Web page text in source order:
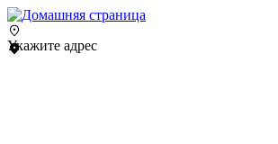
Укажите адрес